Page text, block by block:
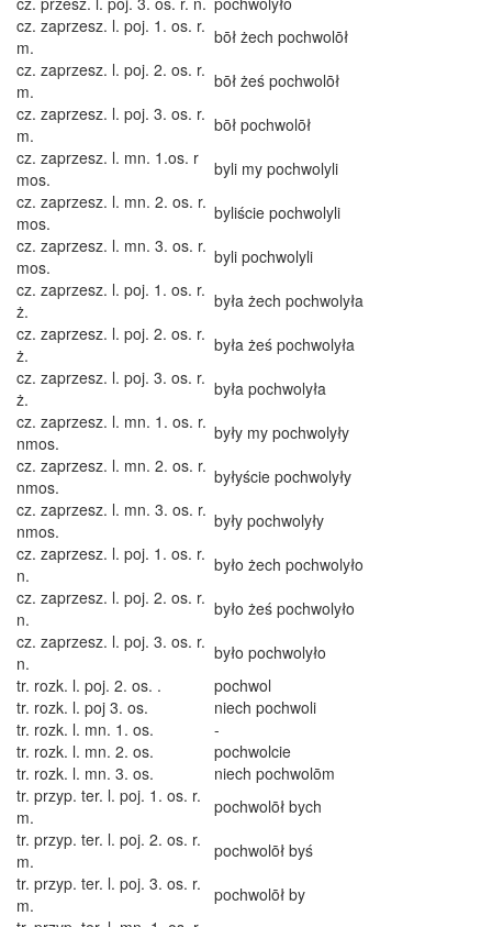
cz. zaprzesz. l. poj. 1. os. r.
m.
bōł żech pochwolōł
cz. zaprzesz. l. poj. 2. os. r.
m.
bōł żeś pochwolōł
cz. zaprzesz. l. poj. 3. os. r.
m.
bōł pochwolōł
cz. zaprzesz. l. mn. 1.os. r
mos.
byli my pochwolyli
cz. zaprzesz. l. mn. 2. os. r.
mos.
byliście pochwolyli
cz. zaprzesz. l. mn. 3. os. r.
mos.
byli pochwolyli
cz. zaprzesz. l. poj. 1. os. r.
ż.
była żech pochwolyła
cz. zaprzesz. l. poj. 2. os. r.
ż.
była żeś pochwolyła
cz. zaprzesz. l. poj. 3. os. r.
ż.
była pochwolyła
cz. zaprzesz. l. mn. 1. os. r.
nmos.
były my pochwolyły
cz. zaprzesz. l. mn. 2. os. r.
nmos.
byłyście pochwolyły
cz. zaprzesz. l. mn. 3. os. r.
nmos.
były pochwolyły
cz. zaprzesz. l. poj. 1. os. r.
n.
było żech pochwolyło
cz. zaprzesz. l. poj. 2. os. r.
n.
było żeś pochwolyło
cz. zaprzesz. l. poj. 3. os. r.
n.
było pochwolyło
tr. rozk. l. poj. 2. os. .
pochwol
tr. rozk. l. poj 3. os.
niech pochwoli
tr. rozk. l. mn. 1. os.
-
tr. rozk. l. mn. 2. os.
pochwolcie
tr. rozk. l. mn. 3. os.
niech pochwolōm
tr. przyp. ter. l. poj. 1. os. r.
m.
pochwolōł bych
tr. przyp. ter. l. poj. 2. os. r.
m.
pochwolōł byś
tr. przyp. ter. l. poj. 3. os. r.
m.
pochwolōł by